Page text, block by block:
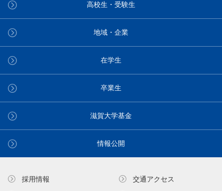
高校生・受験生
地域・企業
在学生
卒業生
滋賀大学基金
情報公開
採用情報 交通アクセス